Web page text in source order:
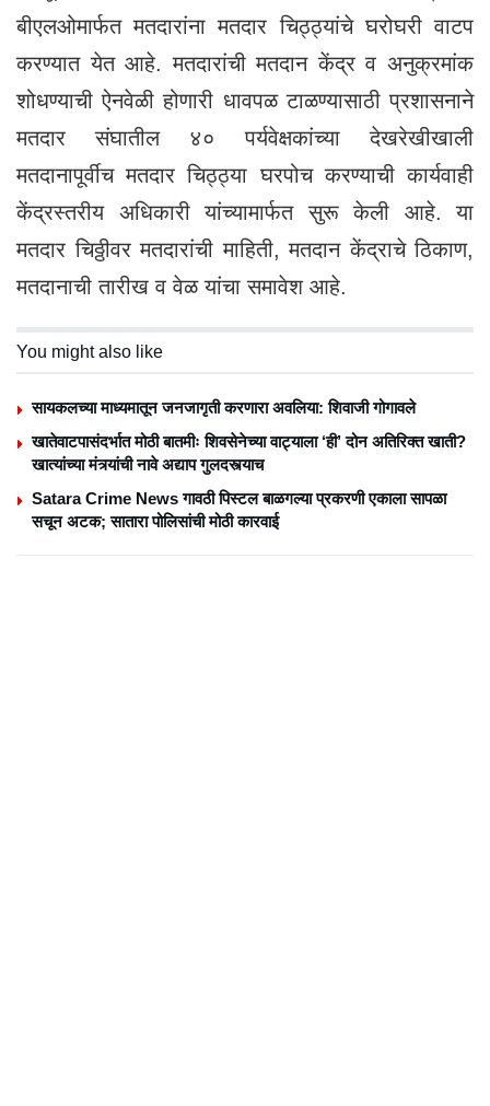
बीएलओमार्फत मतदारांना मतदार चिठ्ठ्यांचे घरोघरी वाटप
करण्यात येत आहे. मतदारांची मतदान केंद्र व अनुक्रमांक
शोधण्याची ऐनवेळी होणारी धावपळ टाळण्यासाठी प्रशासनाने
मतदार संघातील ४० पर्यवेक्षकांच्या देखरेखीखाली
मतदानापूर्वीच मतदार चिठ्ठ्या घरपोच करण्याची कार्यवाही
केंद्रस्तरीय अधिकारी यांच्यामार्फत सुरू केली आहे. या
मतदार चिठ्ठीवर मतदारांची माहिती, मतदान केंद्राचे ठिकाण,
मतदानाची तारीख व वेळ यांचा समावेश आहे.
You might also like
सायकलच्या माध्यमातून जनजागृती करणारा अवलिया: शिवाजी गोगावले
खातेवाटपासंदर्भात मोठी बातमीः शिवसेनेच्या वाट्याला ‘ही’ दोन अतिरिक्त खाती?
खात्यांच्या मंत्र्यांची नावे अद्याप गुलदस्त्याच
Satara Crime News गावठी पिस्टल बाळगल्या प्रकरणी एकाला सापळा
सचून अटक; सातारा पोलिसांची मोठी कारवाई